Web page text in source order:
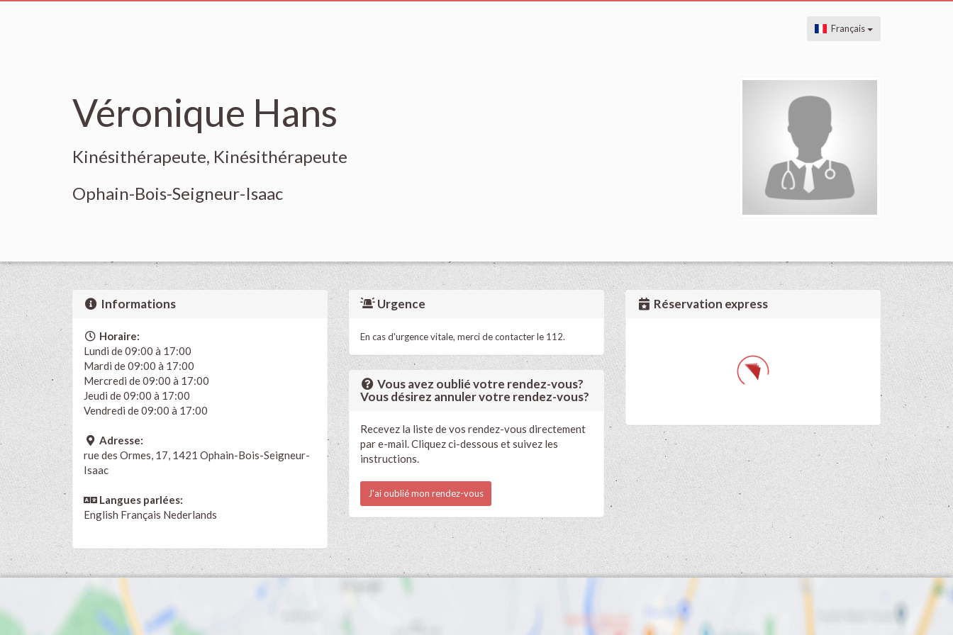
Français
Véronique Hans
Kinésithérapeute, Kinésithérapeute
Ophain-Bois-Seigneur-Isaac
Informations
Horaire:
Lundi de 09:00 à 17:00
Mardi de 09:00 à 17:00
Mercredi de 09:00 à 17:00
Jeudi de 09:00 à 17:00
Vendredi de 09:00 à 17:00
Adresse:
rue des Ormes, 17, 1421 Ophain-Bois-Seigneur-
Isaac
Langues parlées:
English Français Nederlands
Urgence
En cas d'urgence vitale, merci de contacter le 112.
Vous avez oublié votre rendez-vous?
Vous désirez annuler votre rendez-vous?
Recevez la liste de vos rendez-vous directement
par e-mail. Cliquez ci-dessous et suivez les
instructions.
J'ai oublié mon rendez-vous
Réservation express